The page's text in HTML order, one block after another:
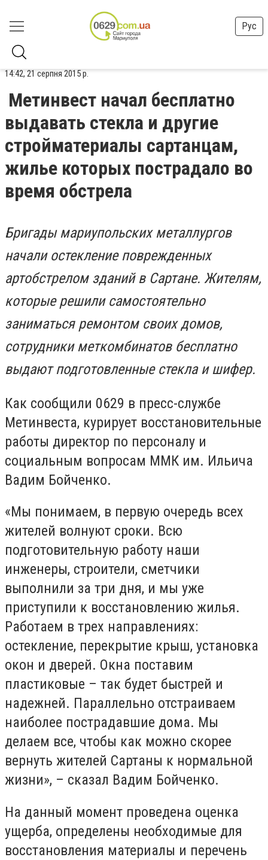
Рус
14:42, 21 серпня 2015 р.
Метинвест начал бесплатно
выдавать стекла и другие
стройматериалы сартанцам,
жилье которых пострадало во
время обстрела
Бригады мариупольских металлургов
начали остекление поврежденных
артобстрелом зданий в Сартане. Жителям,
которые решили самостоятельно
заниматься ремонтом своих домов,
сотрудники меткомбинатов бесплатно
выдают подготовленные стекла и шифер.
Как сообщили 0629 в пресс-службе
Метинвеста, курирует восстановительные
работы директор по персоналу и
социальным вопросам ММК им. Ильича
Вадим Бойченко.
«Мы понимаем, в первую очередь всех
жителей волнуют сроки. Всю
подготовительную работу наши
инженеры, строители, сметчики
выполнили за три дня, и мы уже
приступили к восстановлению жилья.
Работаем в трех направлениях:
остекление, перекрытие крыш, установка
окон и дверей. Окна поставим
пластиковые – так будет быстрей и
надежней. Параллельно отстраиваем
наиболее пострадавшие дома. Мы
делаем все, чтобы как можно скорее
вернуть жителей Сартаны к нормальной
жизни», – сказал Вадим Бойченко.
На данный момент проведена оценка
ущерба, определены необходимые для
восстановления материалы и перечень